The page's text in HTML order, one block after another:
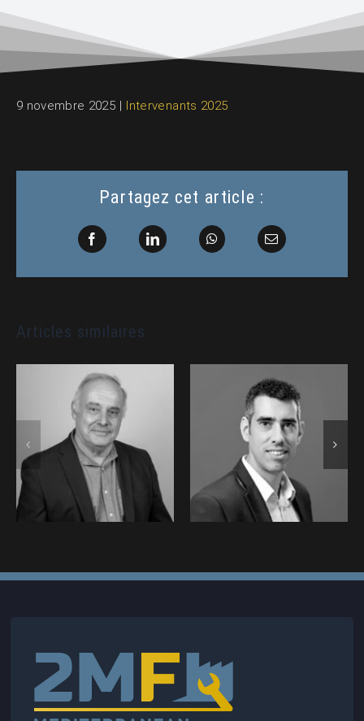
9 novembre 2025 Intervenants 2025
Partagez cet article :
Facebook LinkedIn WhatsAppEmail
Articles similaires
CASANOVA
Jean-Christophe
• SSF – Marine
Nationale :
Intervenant au
2MF (2025)
BRICARD
Emmanuel •
SHIFT 89 :
Intervenant au
2MF (2025)